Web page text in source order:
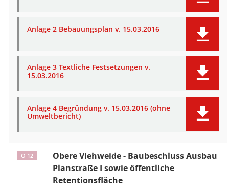
Anlage 2 Bebauungsplan v. 15.03.2016
Anlage 3 Textliche Festsetzungen v.
15.03.2016
Anlage 4 Begründung v. 15.03.2016 (ohne
Umweltbericht)
Ö 12
Obere Viehweide - Baubeschluss Ausbau
Planstraße I sowie öffentliche
Retentionsfläche